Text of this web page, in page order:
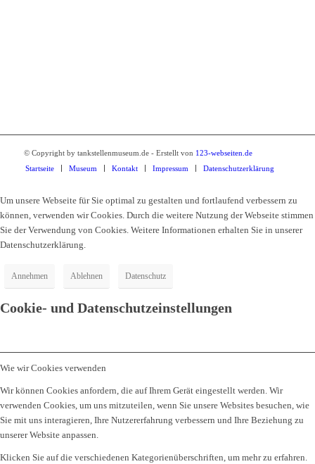
© Copyright by tankstellenmuseum.de - Erstellt von 123-webseiten.de
Startseite
Museum Kontakt Impressum Datenschutzerklärung
Um unsere Webseite für Sie optimal zu gestalten und fortlaufend verbessern zu
können, verwenden wir Cookies. Durch die weitere Nutzung der Webseite stimmen
Sie der Verwendung von Cookies. Weitere Informationen erhalten Sie in unserer
Datenschutzerklärung.
Annehmen Ablehnen Datenschutz
Cookie- und Datenschutzeinstellungen
Wie wir Cookies verwenden
Wir können Cookies anfordern, die auf Ihrem Gerät eingestellt werden. Wir
verwenden Cookies, um uns mitzuteilen, wenn Sie unsere Websites besuchen, wie
Sie mit uns interagieren, Ihre Nutzererfahrung verbessern und Ihre Beziehung zu
unserer Website anpassen.
Klicken Sie auf die verschiedenen Kategorienüberschriften, um mehr zu erfahren.